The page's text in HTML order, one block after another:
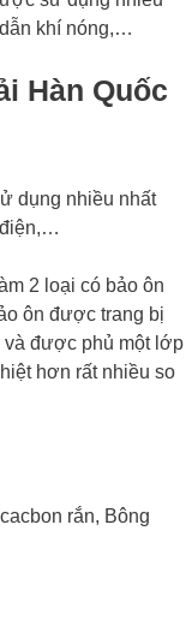
khí nóng,…
Hàn Quốc
dụng nhiều nhất
điện,…
2 loại có bảo ôn
ôn được trang bị
và được phủ một lớp
hơn rất nhiều so
rắn, Bông